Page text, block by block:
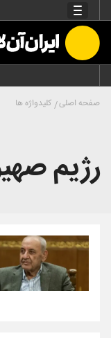
صفحه اصلی کلیدواژه ها
رژیم